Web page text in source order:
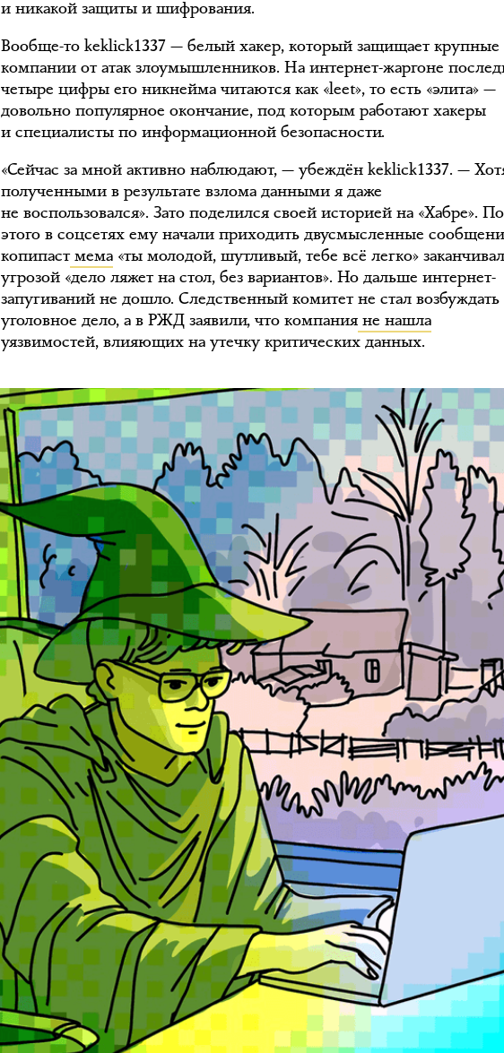
и никакой защиты и шифрования.
Вообще-то keklick1337 — белый хакер, который защищает крупные
компании от атак злоумышленников. На интернет-жаргоне
четыре цифры его никнейма читаются как «leet», то есть «элита» —
довольно популярное окончание, под которым работают хакеры
и специалисты по информационной безопасности.
«Сейчас за мной активно наблюдают, — убеждён keklick1337. —
полученными в результате взлома данными я даже
не воспользовался». Зато поделился своей историей на «Хабре».
этого в соцсетях ему начали приходить двусмысленные
копипастмема «ты молодой, шутливый, тебе всё легко»
угрозой «дело ляжет на стол, без вариантов». Но дальше интернет-
запугиваний не дошло. Следственный комитет не стал возбуждать
уголовное дело, а в РЖД заявили, что компания не нашла
уязвимостей, влияющих на утечку критических данных.